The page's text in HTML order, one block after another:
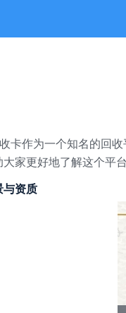
卡作为一个知名的回
家更好地了解这个平台
与资质